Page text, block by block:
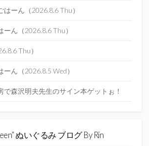
はーん（2026.8.6 Thu）
ーん（2026.8.6 Thu）
Thu）
ん（2026.8.5 Wed）
で森沢明夫先生のサイン本ゲットぉ！
ぬいぐるみ ブログ By Rin